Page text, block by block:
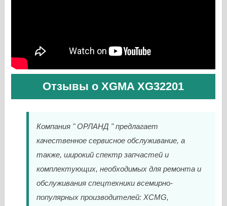
Отзывы о XGMA XG32201
Компания " ОРЛАНД " предлагает
качественное сервисное обслуживание, а
также, широкий спектр запчастей и
комплектующих, необходимых для ремонта и
обслуживания спецтехники всемирно-
популярных производителей: XCMG,